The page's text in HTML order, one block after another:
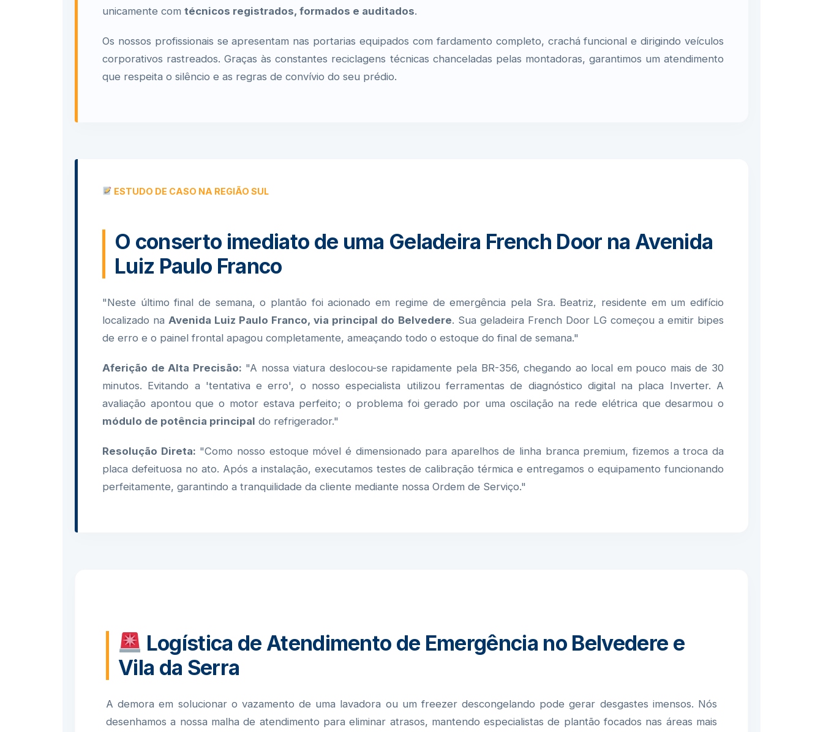
unicamente com técnicos registrados, formados e auditados.
Os nossos profissionais se apresentam nas portarias equipados com fardamento completo, crachá funcional e dirigindo veículos
corporativos rastreados. Graças às constantes reciclagens técnicas chanceladas pelas montadoras, garantimos um atendimento
que respeita o silêncio e as regras de convívio do seu prédio.
ESTUDO DE CASO NA REGIÃO SUL
O conserto imediato de uma Geladeira French Door na Avenida
Luiz Paulo Franco
"Neste último final de semana, o plantão foi acionado em regime de emergência pela Sra. Beatriz, residente em um edifício
localizado naAvenida Luiz Paulo Franco, via principal do Belvedere. Sua geladeira French Door LG começou a emitir bipes
de erro e o painel frontal apagou completamente, ameaçando todo o estoque do final de semana."
Aferição de Alta Precisão: "A nossa viatura deslocou-se rapidamente pela BR-356, chegando ao local em pouco mais de 30
minutos. Evitando a 'tentativa e erro', o nosso especialista utilizou ferramentas de diagnóstico digital na placa Inverter. A
avaliação apontou que o motor estava perfeito; o problema foi gerado por uma oscilação na rede elétrica que desarmou o
módulo de potência principal do refrigerador."
Resolução Direta: "Como nosso estoque móvel é dimensionado para aparelhos de linha branca premium, fizemos a troca da
placa defeituosa no ato. Após a instalação, executamos testes de calibração térmica e entregamos o equipamento funcionando
perfeitamente, garantindo a tranquilidade da cliente mediante nossa Ordem de Serviço."
Logística de Atendimento de Emergência no Belvedere e
Vila da Serra
A demora em solucionar o vazamento de uma lavadora ou um freezer descongelando pode gerar desgastes imensos. Nós
desenhamos a nossa malha de atendimento para eliminar atrasos, mantendo especialistas de plantão focados nas áreas mais